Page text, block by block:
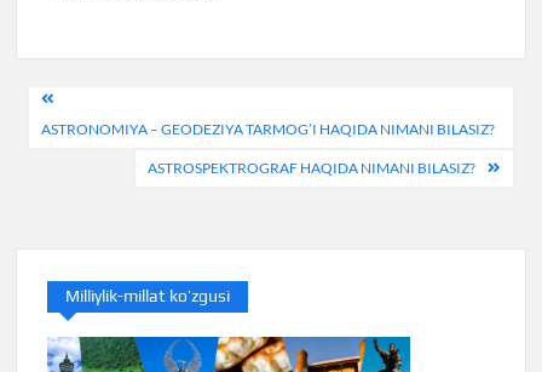
Post
menyusi
ASTRONOMIYA – GEODEZIYA TARMOG’I HAQIDA NIMANI BILASIZ?
ASTROSPEKTROGRAF HAQIDA NIMANI BILASIZ?
Milliylik-millat ko’zgusi